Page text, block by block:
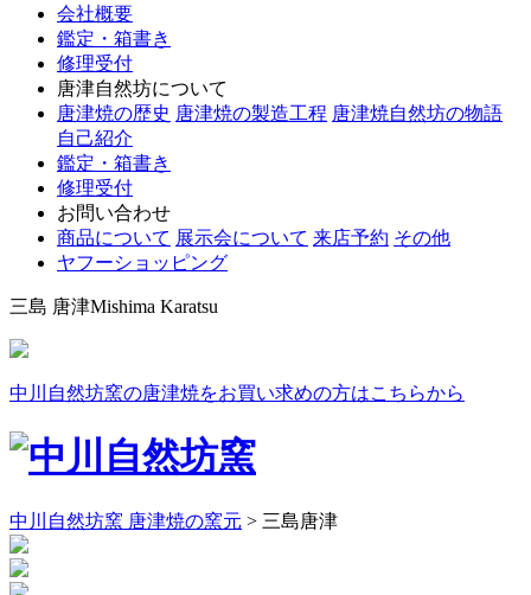
会社概要
鑑定・箱書き
修理受付
唐津自然坊について
唐津焼の歴史 唐津焼の製造工程 唐津焼自然坊の物語
自己紹介
鑑定・箱書き
修理受付
お問い合わせ
商品について 展示会について 来店予約 その他
ヤフーショッピング
三島 唐津Mishima Karatsu
中川自然坊窯の唐津焼をお買い求めの方はこちらから
中川自然坊窯 唐津焼の窯元 > 三島唐津